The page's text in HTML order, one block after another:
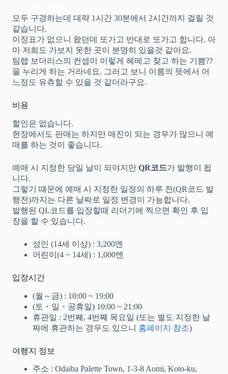
모두 구경하는데 대략 1시간 30분에서 2시간까지 걸릴 것
같습니다.
이정표가 없으니 왔던데 또가고 반대로 또가고 합니다. 아
마 저희도 가보지 못한 곳이 분명히 있을것 같아요.
팀랩 보더리스의 컨셉이 이렇게 헤메고 찾고 하는 기쁨??
을 누리게 하는 거라네요. 그러고 보니 이름의 뜻에서 어
느정도 유츄할 수 있을 것 같더라구요.
비용
할인은 없습니다.
현장에서도 판매는 하지만 매진이 되는 경우가 많으니 예
매를 하는 것이 좋습니다.
예매 시 지정한 당일 날이 되야지만 QR코드가 발행이 됩
니다.
그렇기 떄문에 예매 시 지정한 일정의 하루 전(QR코드 발
행전)까지는 다른 날짜로 일정 변경이 가능합니다.
발행된 QL코드를 입장할때 리더기에 찍으면 확인 후 입
장을 할 수 있습니다.
성인 (14세 이상) : 3,200엔
어린이(4 ~ 14세) : 1,000엔
입장시간
(월～금) : 10:00 ~ 19:00
(토・일・공휴일) 10:00 ~ 21:00
휴관일 : 2번쨰, 4번쨰 목요일 (또는 별도 지정한 날
짜에 휴관하는 경우도 있으니 홈페이지 참조)
여행지 정보
주소 : Odaiba Palette Town, 1-3-8 Aomi, Koto-ku,